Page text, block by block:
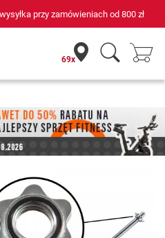
69 sklepów fitness i 75
69x